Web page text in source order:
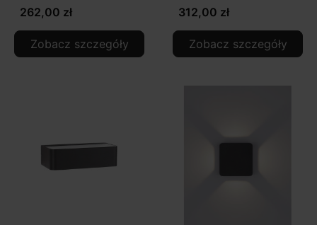
262,00 zł
Zobacz szczegóły
312,00 zł
Zobacz szczegóły